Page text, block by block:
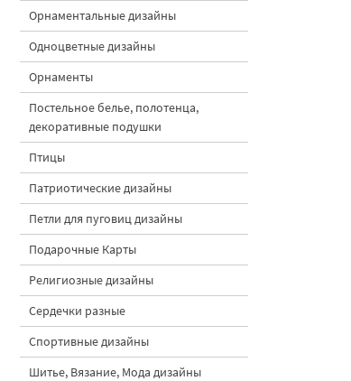
600 руб.| В корзину
Кролик украшает ёлку
морковками дизайн
машинной вышивки - 3
размера
подвесками на елке
вышивки - 3
Орнаментальные дизайны
Одноцветные дизайны
Орнаменты
Постельное белье, полотенца,
декоративные подушки
Птицы
Патриотические дизайны
Петли для пуговиц дизайны
Подарочные Карты
Религиозные дизайны
Сердечки разные
Спортивные дизайны
Шитье, Вязание, Мода дизайны